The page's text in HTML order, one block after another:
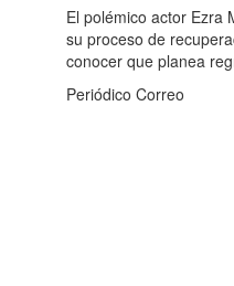
El polémico actor Ezra
su proceso de
conocer que planea
Periódico Correo